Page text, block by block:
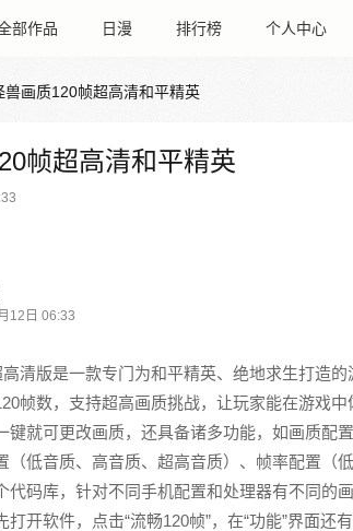
部作品 日漫 排行榜 个人中心
兽画质120帧超高清和平精英
帧超高清和平精英
12日 06:33
清版是一款专门为和平精英、绝地求生打造
帧数，支持超高画质挑战，让玩家能在游戏
键就可更改画质，还具备诸多功能，如画质配
（低音质、高音质、超高音质）、帧率配置（
代码库，针对不同手机配置和处理器有不同的
打开软件，点击“流畅120帧”，在“功能”界面还